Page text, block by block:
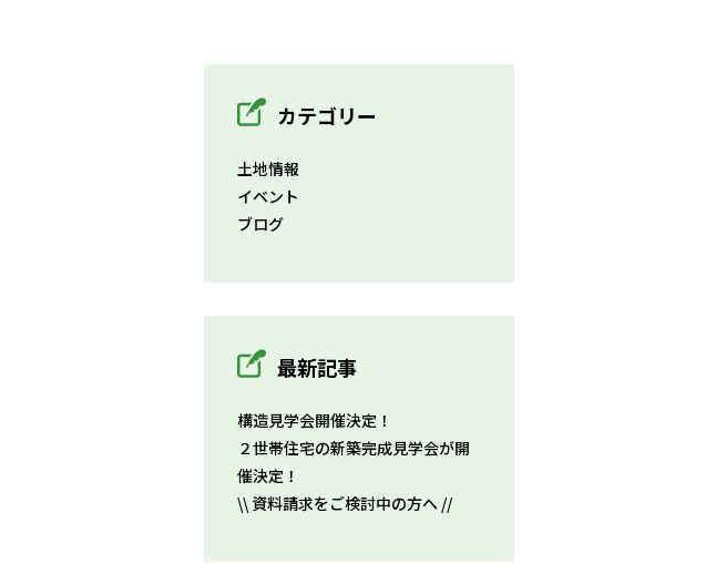
カテゴリー
土地情報
イベント
ブログ
最新記事
構造見学会開催決定！
２世帯住宅の新築完成見学会が開
催決定！
\\ 資料請求をご検討中の方へ //